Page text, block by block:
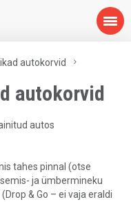
autokorvid
autokorvid
autos
tahes pinnal (otse
ja ümbermineku
& Go – ei vaja eraldi